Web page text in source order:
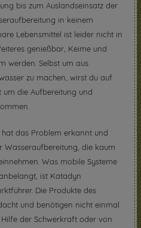
bis zum Auslandseinsatz der
in keinem
Lebensmittel ist leider nicht in
genießbar, Keime und
werden. Selbst um aus
zu machen, wirst du auf
die Aufbereitung und
das Problem erkannt und
Wasseraufbereitung, die kaum
Was mobile Systeme
ist Katadyn
Die Produkte des
und benötigen nicht einmal
der Schwerkraft oder von